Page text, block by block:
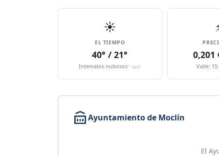
☀️
EL TIEMPO
40° / 21°
Intervalos nubosos · ayer
0,201
Valle:
Ayuntamiento de Moclín
El